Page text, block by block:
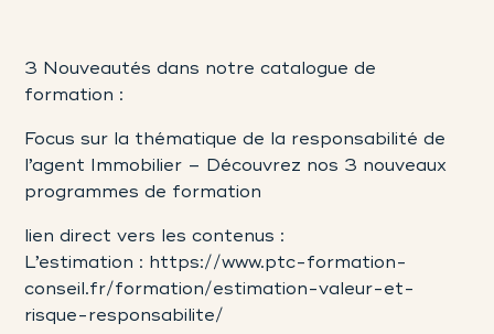
3 Nouveautés dans notre catalogue de
formation :
Focus sur la thématique de la responsabilité de
l’agent Immobilier – Découvrez nos 3 nouveaux
programmes de formation
lien direct vers les contenus :
L’estimation : https://www.ptc-formation-
conseil.fr/formation/estimation-valeur-et-
risque-responsabilite/